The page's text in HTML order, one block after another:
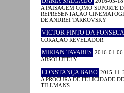
A PAISAGEM COMO SUPORTE
REPRESENTAÇÃO
DE ANDREI TARKOVSKY
VICTOR PINTO DA FONSECA
CORAÇÃO REVELADOR
MIRIAN TAVARES 2016-01-06
ABSOLUTELY
CONSTANÇA BABO 2015-11-
A PROCURA DE FELICIDADE
TILLMANS